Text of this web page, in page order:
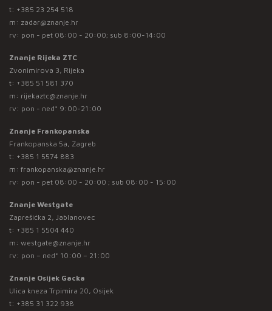
t: +385 23 254 518
m: zadar@znanje.hr
rv: pon - pet 08:00 - 20:00; sub 8:00-14:00
Znanje Rijeka ZTC
Zvonimirova 3, Rijeka
t: +385 51 581 370
m: rijekaztc@znanje.hr
rv: pon - ned* 9:00-21:00
Znanje Frankopanska
Frankopanska 5a, Zagreb
t: +385 1 5574 883
m: frankopanska@znanje.hr
rv: pon - pet 08:00 - 20:00 ; sub 08:00 - 15:00
Znanje Westgate
Zaprešićka 2, Jablanovec
t: +385 1 5504 440
m: westgate@znanje.hr
rv: pon – ned* 10:00 – 21:00
Znanje Osijek Gacka
Ulica kneza Trpimira 20, Osijek
t: +385 31 322 938